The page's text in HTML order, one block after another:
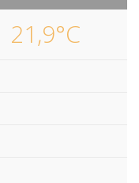
21,9°C